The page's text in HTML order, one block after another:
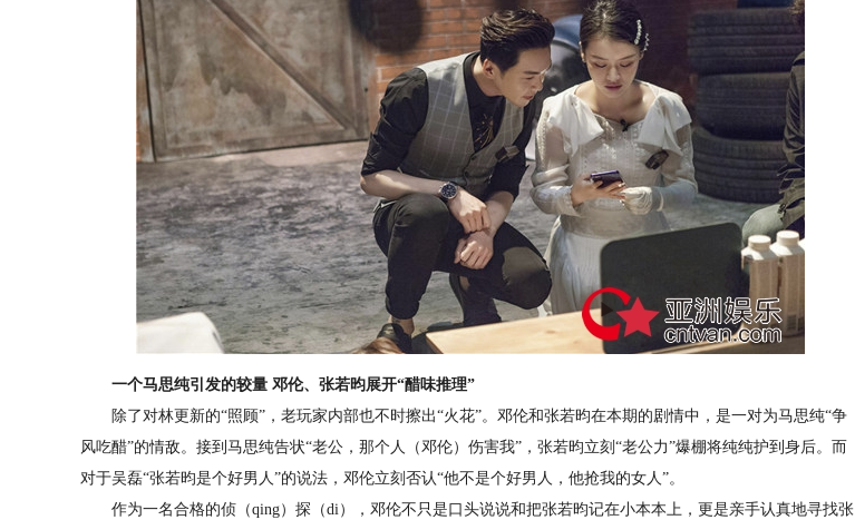
一个马思纯引发的较量 邓伦、张若昀展开“醋味推理”
除了对林更新的“照顾”，老玩家内部也不时擦出“火花”。邓伦和张若昀在本期的剧情中，是一对为马思纯“争
风吃醋”的情敌。接到马思纯告状“老公，那个人（邓伦）伤害我”，张若昀立刻“老公力”爆棚将纯纯护到身后。而
对于吴磊“张若昀是个好男人”的说法，邓伦立刻否认“他不是个好男人，他抢我的女人”。
作为一名合格的侦（qing）探（di），邓伦不只是口头说说和把张若昀记在小本本上，更是亲手认真地寻找张